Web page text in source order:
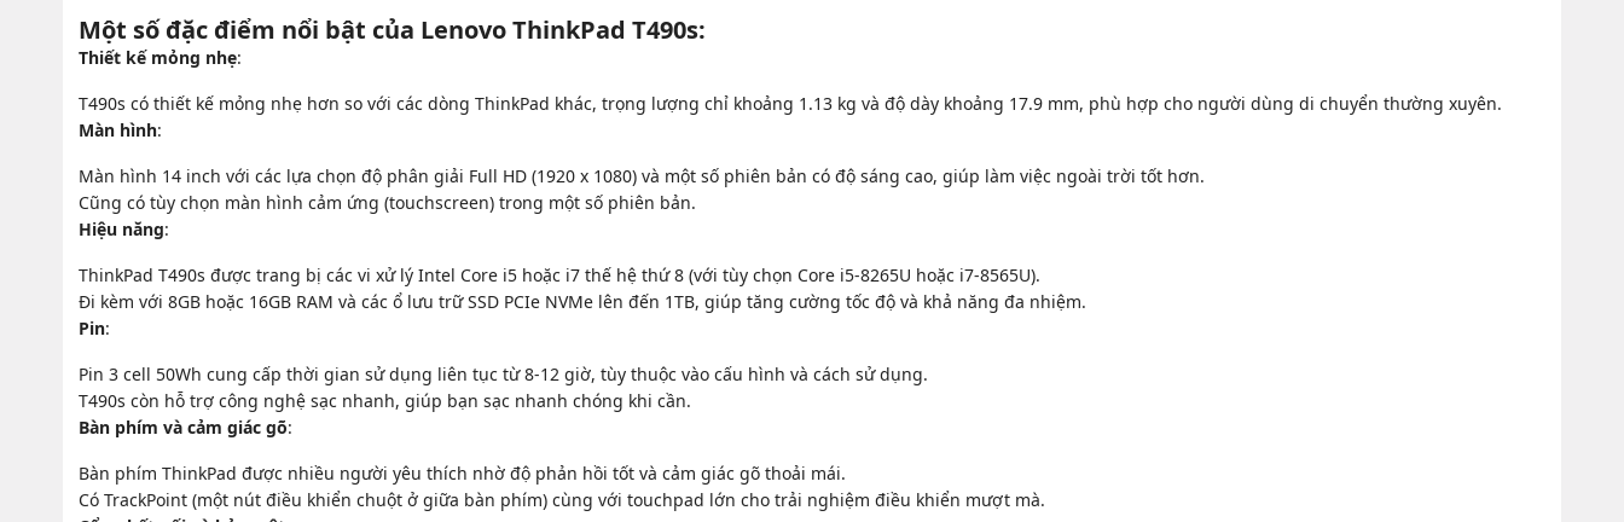
Một số đặc điểm nổi bật của Lenovo ThinkPad T490s:
Thiết kế mỏng nhẹ:
T490s có thiết kế mỏng nhẹ hơn so với các dòng ThinkPad khác, trọng lượng chỉ khoảng 1.13 kg và độ dày khoảng 17.9 mm, phù hợp cho người dùng di chuyển thường xuyên.
Màn hình:
Màn hình 14 inch với các lựa chọn độ phân giải Full HD (1920 x 1080) và một số phiên bản có độ sáng cao, giúp làm việc ngoài trời tốt hơn.
Cũng có tùy chọn màn hình cảm ứng (touchscreen) trong một số phiên bản.
Hiệu năng:
ThinkPad T490s được trang bị các vi xử lý Intel Core i5 hoặc i7 thế hệ thứ 8 (với tùy chọn Core i5-8265U hoặc i7-8565U).
Đi kèm với 8GB hoặc 16GB RAM và các ổ lưu trữ SSD PCIe NVMe lên đến 1TB, giúp tăng cường tốc độ và khả năng đa nhiệm.
Pin:
Pin 3 cell 50Wh cung cấp thời gian sử dụng liên tục từ 8-12 giờ, tùy thuộc vào cấu hình và cách sử dụng.
T490s còn hỗ trợ công nghệ sạc nhanh, giúp bạn sạc nhanh chóng khi cần.
Bàn phím và cảm giác gõ:
Bàn phím ThinkPad được nhiều người yêu thích nhờ độ phản hồi tốt và cảm giác gõ thoải mái.
Có TrackPoint (một nút điều khiển chuột ở giữa bàn phím) cùng với touchpad lớn cho trải nghiệm điều khiển mượt mà.